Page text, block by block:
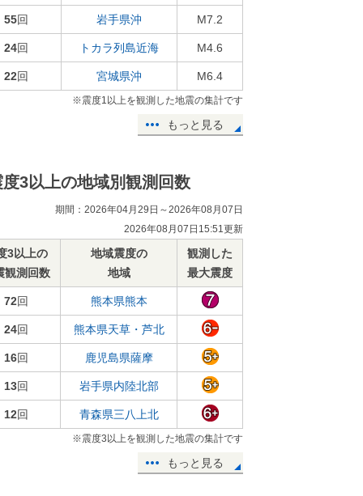
55回 岩手県沖 M7.2
24回 トカラ列島近海 M4.6
22回 宮城県沖 M6.4
※震度1以上を観測した地震の集計です
もっと見る
度3以上の地域別観測回数
期間：2026年04月29日～2026年08月07日
2026年08月07日15:51更新
3以上の
観測回数
地域震度の
地域
観測した
最大震度
72回 熊本県熊本
24回 熊本県天草・芦北
16回 鹿児島県薩摩
13回 岩手県内陸北部
12回 青森県三八上北
※震度3以上を観測した地震の集計です
もっと見る